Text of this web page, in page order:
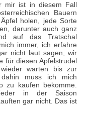
mir ist in diesem Fall
Bauern
holen, jede Sorte
darunter auch ganz
auf das Tratschal
immer, ich erfahre
nicht laut sagen, wir
für diesen Apfelstrudel
warten bis zur
muss ich mich
zu kaufen bekomme.
in der Saison
gar nicht. Das ist